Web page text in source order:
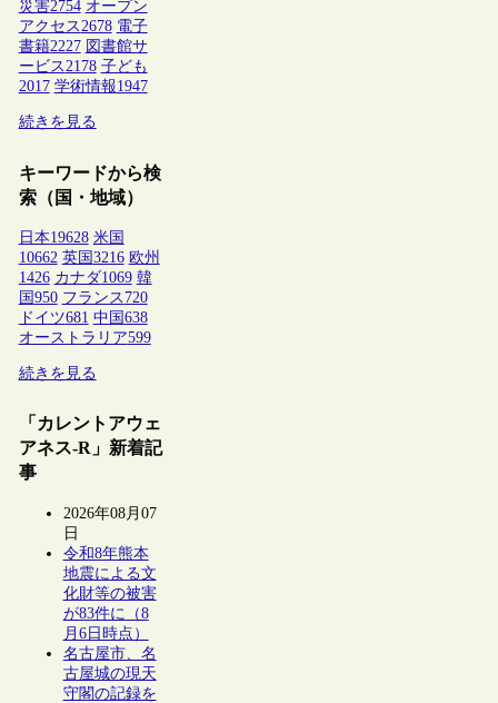
災害2754 オープン
アクセス2678 電子
書籍2227 図書館サ
ービス2178 子ども
2017 学術情報1947
続きを見る
キーワードから検
索（国・地域）
日本19628 米国
10662 英国 3216 欧州
1426 カナダ1069 韓
国 950 フランス 720
ドイツ681 中国 638
オーストラリア599
続きを見る
「カレントアウェ
アネス-R」新着記
事
2026年08月07
日
令和8年熊本
地震による文
化財等の被害
が83件に（8
月6日時点）
名古屋市、名
古屋城の現天
守閣の記録を